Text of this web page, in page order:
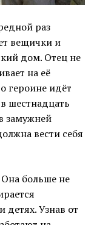
раз
вещички и
дом. Отец не
на её
героине идёт
шестнадцать
замужней
вести себя
больше не
детях. Узнав от